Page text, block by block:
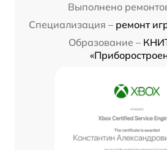
Выполнено
Специализация – ремонт
Образование –